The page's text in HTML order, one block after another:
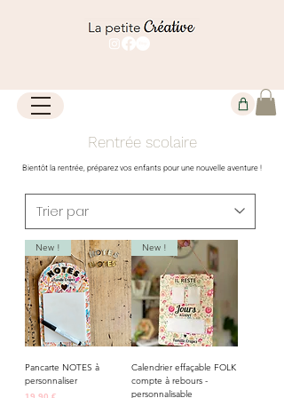
Rentrée scolaire
Bientôt la rentrée, préparez vos enfants pour une nouvelle aventure !
New !
Pancarte NOTES à
personnaliser
Prix
New !
Calendrier effaçable FOLK
compte à rebours -
personnalisable